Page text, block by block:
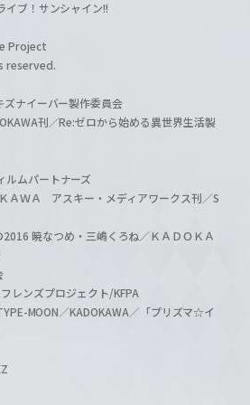
ブ！サンシャイン!!
Project
reserved.
ナイーバー製作委員会
刊／Re:ゼロから始める異世界生活製
ルムパートナーズ
ＡＷＡ アスキー・メディアワークス刊／S
暁なつめ・三嶋くろね／ＫＡＤＯＫＡ
レンズプロジェクト/KFPA
MOON／KADOKAWA／「プリズマ☆イ